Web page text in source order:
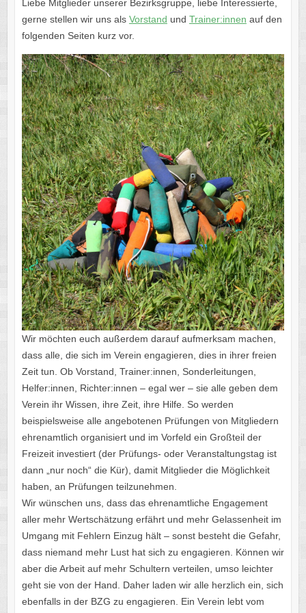
Liebe Mitglieder unserer Bezirksgruppe, liebe Interessierte,
gerne stellen wir uns als Vorstand und Trainer:innen auf den
folgenden Seiten kurz vor.
Wir möchten euch außerdem darauf aufmerksam machen,
dass alle, die sich im Verein engagieren, dies in ihrer freien
Zeit tun. Ob Vorstand, Trainer:innen, Sonderleitungen,
Helfer:innen, Richter:innen – egal wer – sie alle geben dem
Verein ihr Wissen, ihre Zeit, ihre Hilfe. So werden
beispielsweise alle angebotenen Prüfungen von Mitgliedern
ehrenamtlich organisiert und im Vorfeld ein Großteil der
Freizeit investiert (der Prüfungs- oder Veranstaltungstag ist
dann „nur noch“ die Kür), damit Mitglieder die Möglichkeit
haben, an Prüfungen teilzunehmen.
Wir wünschen uns, dass das ehrenamtliche Engagement
aller mehr Wertschätzung erfährt und mehr Gelassenheit im
Umgang mit Fehlern Einzug hält – sonst besteht die Gefahr,
dass niemand mehr Lust hat sich zu engagieren. Können wir
aber die Arbeit auf mehr Schultern verteilen, umso leichter
geht sie von der Hand. Daher laden wir alle herzlich ein, sich
ebenfalls in der BZG zu engagieren. Ein Verein lebt vom